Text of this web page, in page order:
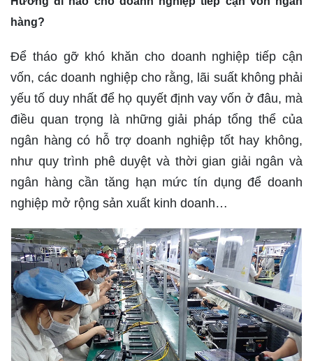
hàng?
Để tháo gỡ khó khăn cho doanh nghiệp tiếp cận
vốn, các doanh nghiệp cho rằng, lãi suất không phải
yếu tố duy nhất để họ quyết định vay vốn ở đâu, mà
điều quan trọng là những giải pháp tổng thể của
ngân hàng có hỗ trợ doanh nghiệp tốt hay không,
như quy trình phê duyệt và thời gian giải ngân và
ngân hàng cần tăng hạn mức tín dụng để doanh
nghiệp mở rộng sản xuất kinh doanh…